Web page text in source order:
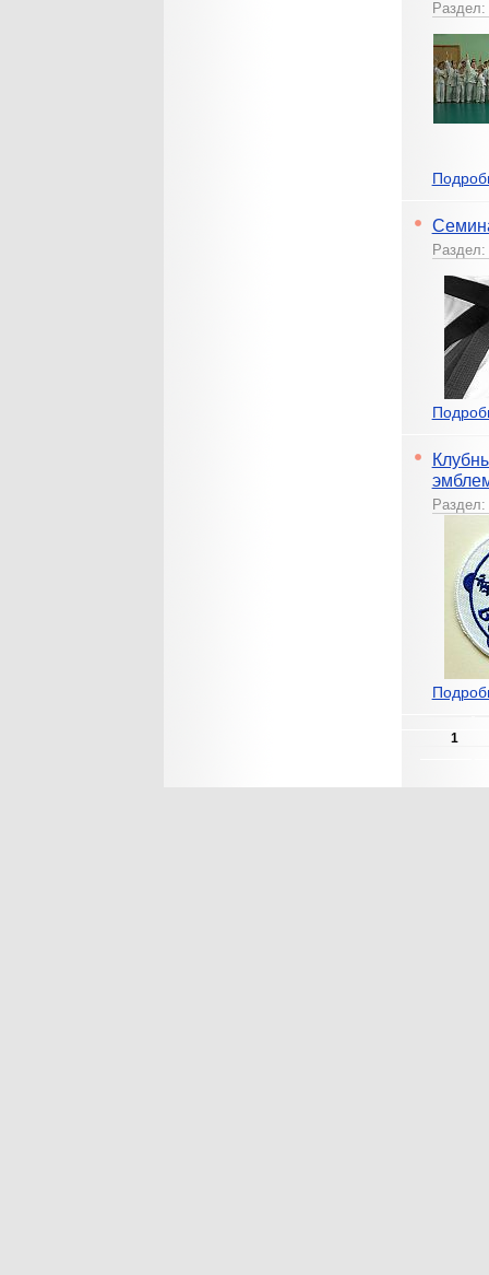
Раздел:
Раздел:
Раздел:
1